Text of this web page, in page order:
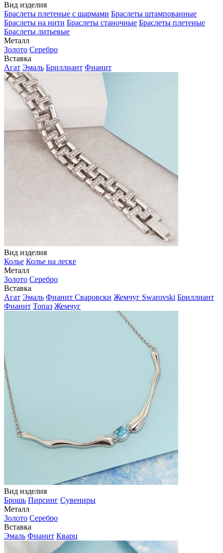
Вид изделия
Браслеты плетеные с шармами Браслеты штампованные
Браслеты на нити Браслеты станочные Браслеты плетеные
Браслеты литьевые
Металл
Золото Серебро
Вставка
Агат Эмаль Бриллиант Фианит
Вид изделия
Колье Колье на леске
Металл
Золото Серебро
Вставка
Агат Эмаль Фианит Сваровски Жемчуг Swarovski Бриллиант
Фианит Топаз Жемчуг
Вид изделия
Брошь Пирсинг Сувениры
Металл
Золото Серебро
Вставка
Эмаль Фианит Кварц